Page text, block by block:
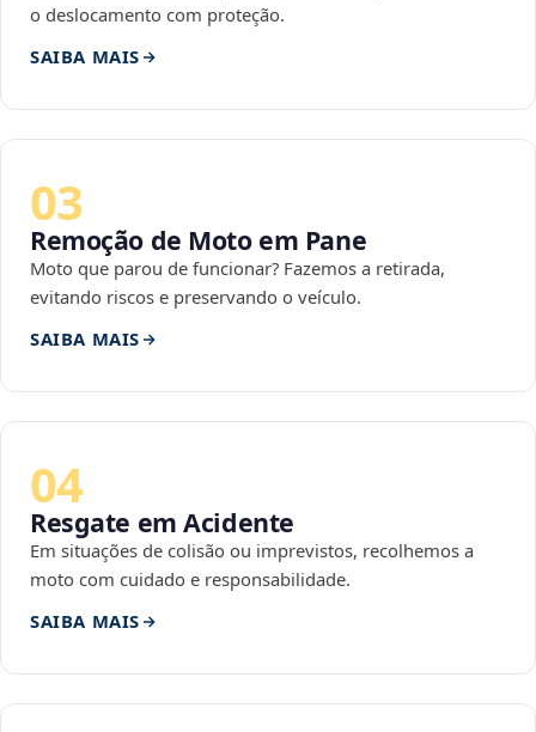
o deslocamento com proteção.
SAIBA MAIS
03
Remoção de Moto em Pane
Moto que parou de funcionar? Fazemos a retirada,
evitando riscos e preservando o veículo.
SAIBA MAIS
04
Resgate em Acidente
Em situações de colisão ou imprevistos, recolhemos a
moto com cuidado e responsabilidade.
SAIBA MAIS